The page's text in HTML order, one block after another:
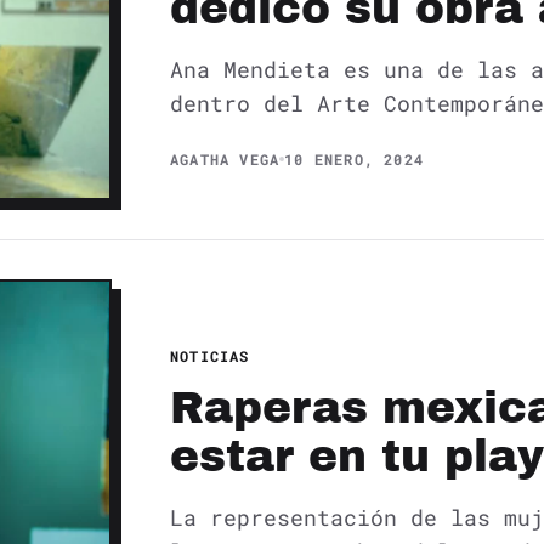
Ana Mendieta es una de las
dentro del Arte
AGATHA VEGA 10 ENERO, 2024
NOTICIAS
Raperas
estar en tu
La representación de las